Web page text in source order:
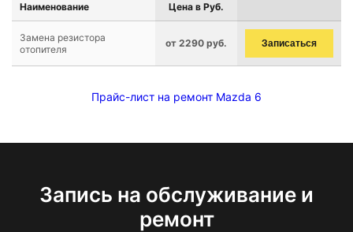
Наименование Цена в Руб.
Замена резистора
отопителя
от 2290 руб. Записаться
Прайс-лист на ремонт Mazda 6
Запись на обслуживание и
ремонт